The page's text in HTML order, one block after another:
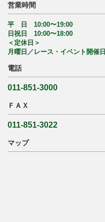
営業時間
平 日 10:00〜19:00
日祝日 10:00〜18:00
＜定休日＞
月曜日／レース・イベント開催日
電話
011-851-3000
ＦＡＸ
011-851-3022
マップ